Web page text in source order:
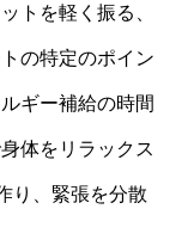
トを軽く振る、
の特定のポイン
ギー補給の時間
体をリラックス
り、緊張を分散